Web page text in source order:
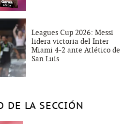
Leagues Cup 2026: Messi
lidera victoria del Inter
Miami 4-2 ante Atlético de
San Luis
DE LA SECCIÓN